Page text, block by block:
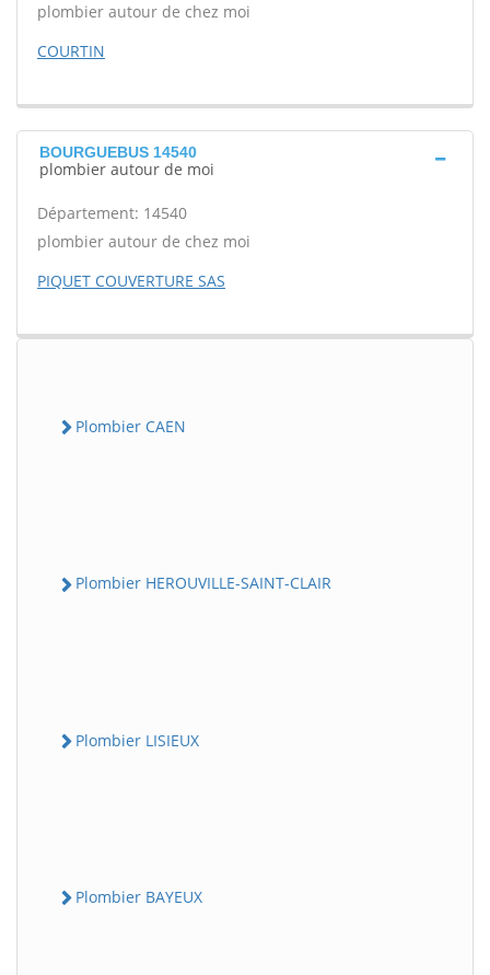
plombier autour de chez moi
COURTIN
BOURGUEBUS 14540
plombier autour de moi
Département: 14540
plombier autour de chez moi
PIQUET COUVERTURE SAS
Plombier CAEN
Plombier HEROUVILLE-SAINT-CLAIR
Plombier LISIEUX
Plombier BAYEUX